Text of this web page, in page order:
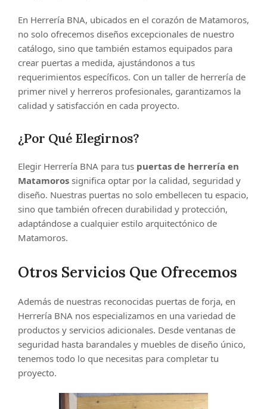
En Herrería BNA, ubicados en el corazón de Matamoros,
no solo ofrecemos diseños excepcionales de nuestro
catálogo, sino que también estamos equipados para
crear puertas a medida, ajustándonos a tus
requerimientos específicos. Con un taller de herrería de
primer nivel y herreros profesionales, garantizamos la
calidad y satisfacción en cada proyecto.
¿Por Qué Elegirnos?
Elegir Herrería BNA para tus puertas de herrería en
Matamoros significa optar por la calidad, seguridad y
diseño. Nuestras puertas no solo embellecen tu espacio,
sino que también ofrecen durabilidad y protección,
adaptándose a cualquier estilo arquitectónico de
Matamoros.
Otros Servicios Que Ofrecemos
Además de nuestras reconocidas puertas de forja, en
Herrería BNA nos especializamos en una variedad de
productos y servicios adicionales. Desde ventanas de
seguridad hasta barandales y muebles de diseño único,
tenemos todo lo que necesitas para completar tu
proyecto.